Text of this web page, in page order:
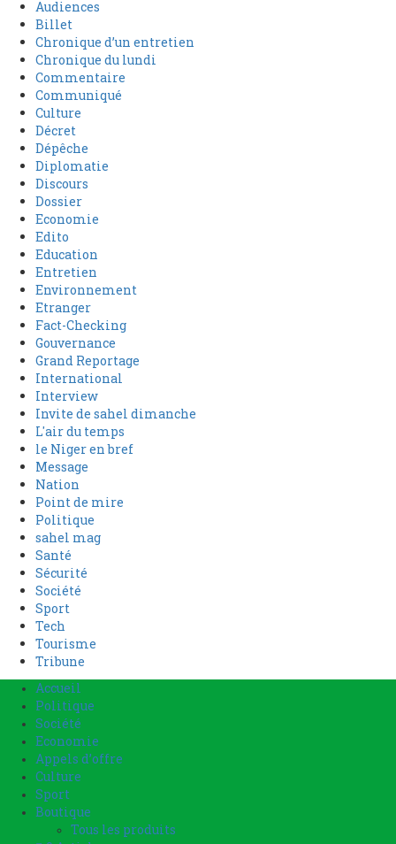
Audiences
Billet
Chronique d’un entretien
Chronique du lundi
Commentaire
Communiqué
Culture
Décret
Dépêche
Diplomatie
Discours
Dossier
Economie
Edito
Education
Entretien
Environnement
Etranger
Fact-Checking
Gouvernance
Grand Reportage
International
Interview
Invite de sahel dimanche
L'air du temps
le Niger en bref
Message
Nation
Point de mire
Politique
sahel mag
Santé
Sécurité
Société
Sport
Tech
Tourisme
Tribune
Accueil
Politique
Société
Economie
Appels d’offre
Culture
Sport
Boutique
Tous les produits